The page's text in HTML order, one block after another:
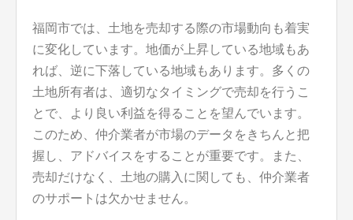
福岡市では、土地を売却する際の市場動向も着実
に変化しています。地価が上昇している地域もあ
れば、逆に下落している地域もあります。多くの
土地所有者は、適切なタイミングで売却を行うこ
とで、より良い利益を得ることを望んでいます。
このため、仲介業者が市場のデータをきちんと把
握し、アドバイスをすることが重要です。また、
売却だけなく、土地の購入に関しても、仲介業者
のサポートは欠かせません。